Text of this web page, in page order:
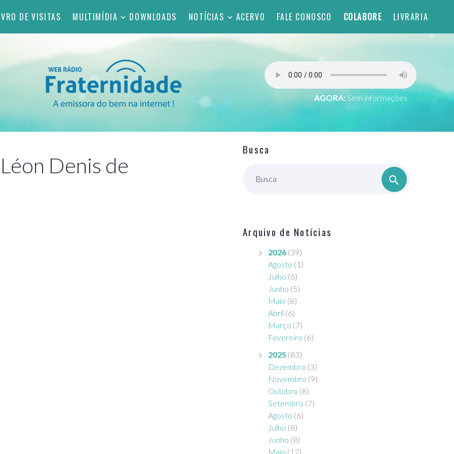
DE VISITAS MULTIMÍDIA DOWNLOADS NOTÍCIAS ACERVO FALE CONOSCO COLABORE LIVRARIA
AGORA: Sem informações
Denis de
Busca
Busca
Arquivo de Notícias
2026 (39)
Agosto (1)
Julho (6)
Junho (5)
Maio (8)
Abril (6)
Março (7)
Fevereiro (6)
2025 (83)
Dezembro (3)
Novembro (9)
Outubro (8)
Setembro (7)
Agosto (6)
Julho (8)
Junho (8)
Maio (12)